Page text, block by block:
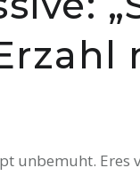
unbemuht. Eres